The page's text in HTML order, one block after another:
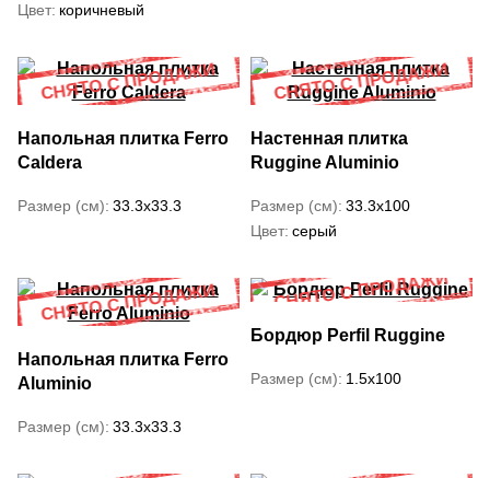
Цвет коричневый
Напольная плитка Ferro
Caldera
Размер (см) 33.3x33.3
Настенная плитка
Ruggine Aluminio
Размер (см) 33.3x100
Цвет серый
Напольная плитка Ferro
Aluminio
Размер (см) 33.3x33.3
Бордюр Perfil Ruggine
Размер (см) 1.5x100